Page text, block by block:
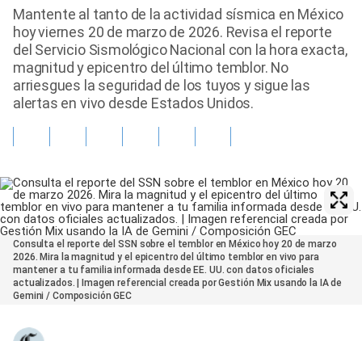
Tendencias Mix
Sports
Mantente al tanto de la actividad sísmica en México
hoy viernes 20 de marzo de 2026. Revisa el reporte
del Servicio Sismológico Nacional con la hora exacta,
magnitud y epicentro del último temblor. No
arriesgues la seguridad de los tuyos y sigue las
alertas en vivo desde Estados Unidos.
Consulta el reporte del SSN sobre el temblor en México hoy 20 de marzo
2026. Mira la magnitud y el epicentro del último temblor en vivo para
mantener a tu familia informada desde EE. UU. con datos oficiales
actualizados. | Imagen referencial creada por Gestión Mix usando la IA de
Gemini / Composición GEC